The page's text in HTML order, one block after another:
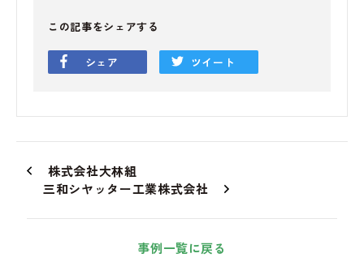
この記事をシェアする
シェア ツイート
株式会社大林組
事例一覧に戻る
三和シヤッター工業株式会社